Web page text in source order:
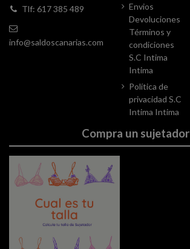
Tlf: 617 385 489
info@saldoscanarias.com
Envios
Devoluciones
Términos y
condiciones
S.C Intima
Intima
Política de
privacidad S.C
Intima Intima
Compra un sujetador